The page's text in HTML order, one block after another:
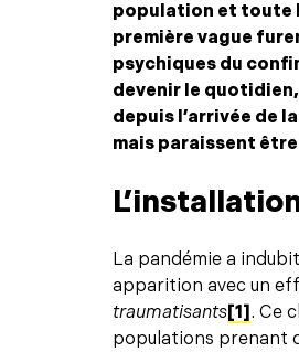
population et toute
première vague
psychiques du
devenir le
depuis l’arrivée de
mais paraissent
La pandémie a
apparition avec un
traumatisants[1] . Ce
populations prenant